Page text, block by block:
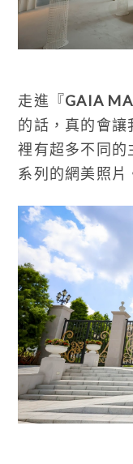
走進『GAIA
的話，真的會讓
裡有超多不同的
系列的網美照片